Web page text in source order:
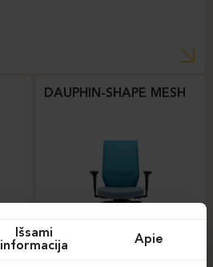
DAUPHIN-SHAPE MESH
Išsami
informacija
Apie